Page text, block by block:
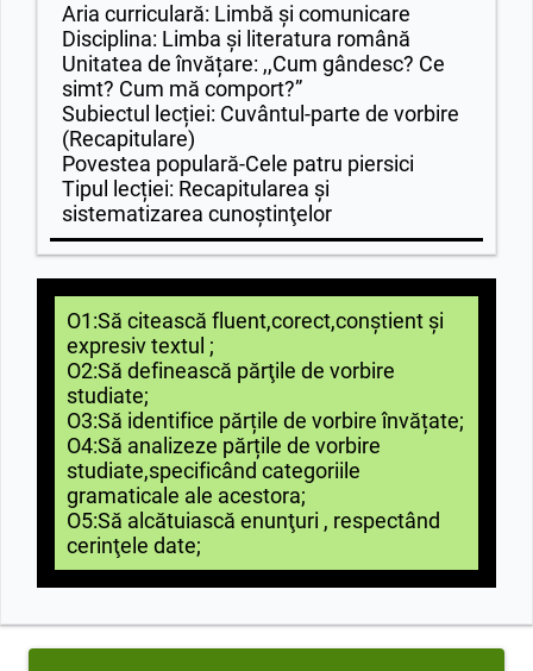
Aria curriculară: Limbă și comunicare
Disciplina: Limba și literatura română
Unitatea de învățare: ,,Cum gândesc? Ce
simt? Cum mă comport?”
Subiectul lecției: Cuvântul-parte de vorbire
(Recapitulare)
Povestea populară-Cele patru piersici
Tipul lecției: Recapitularea şi
sistematizarea cunoştinţelor
O1:Să citească fluent,corect,conștient și
expresiv textul ;
O2:Să definească părţile de vorbire
studiate;
O3:Să identifice părțile de vorbire învățate;
O4:Să analizeze părțile de vorbire
studiate,specificând categoriile
gramaticale ale acestora;
O5:Să alcătuiască enunţuri , respectând
cerinţele date;